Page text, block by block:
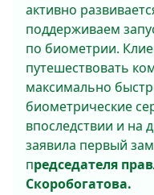
активно
поддерживаем
по биометрии.
путешествовать
максимально
биометрические
впоследствии и на
заявила первый
председателя
Скоробогатова.